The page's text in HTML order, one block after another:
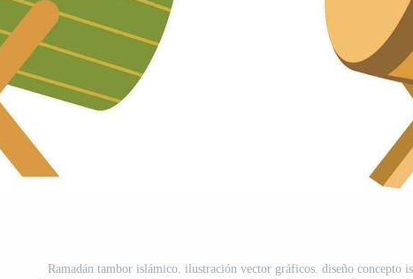
Ramadán tambor islámico. ilustración vector gráficos. diseño concepto